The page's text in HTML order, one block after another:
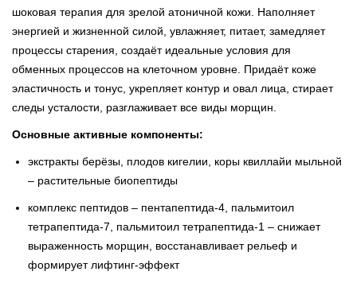
шоковая терапия для зрелой атоничной кожи. Наполняет
энергией и жизненной силой, увлажняет, питает, замедляет
процессы старения, создаёт идеальные условия для
обменных процессов на клеточном уровне. Придаёт коже
эластичность и тонус, укрепляет контур и овал лица, стирает
следы усталости, разглаживает все виды морщин.
Основные активные компоненты:
экстракты берёзы, плодов кигелии, коры квиллайи мыльной
– растительные биопептиды
комплекс пептидов – пентапептида-4, пальмитоил
тетрапептида-7, пальмитоил тетрапептида-1 – снижает
выраженность морщин, восстанавливает рельеф и
формирует лифтинг-эффект